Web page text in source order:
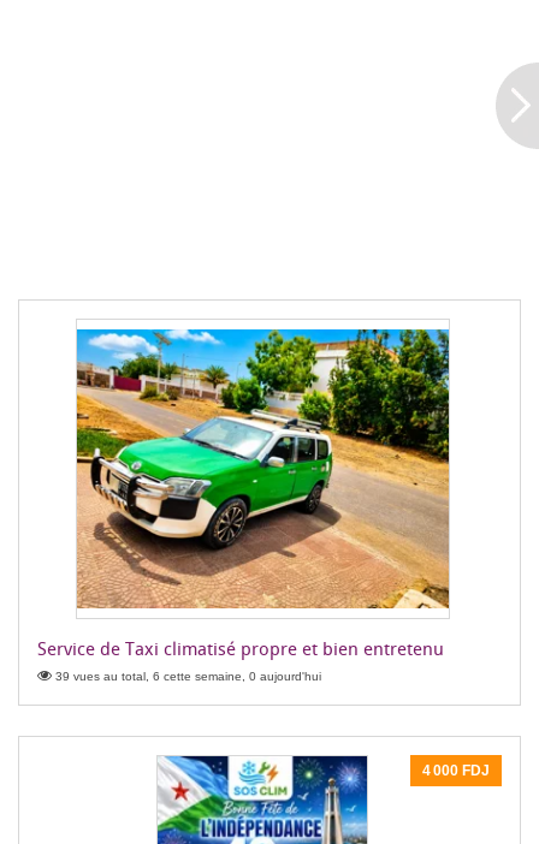
Service de Taxi climatisé propre et bien entretenu
39 vues au total, 6 cette semaine, 0 aujourd'hui
4 000 FDJ